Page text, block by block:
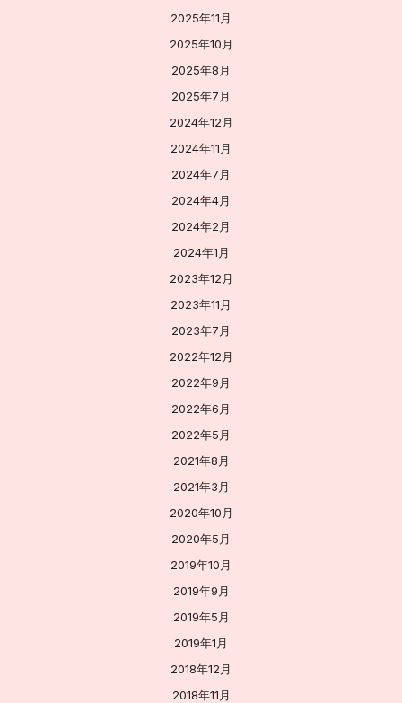
2025年11月
2025年10月
2025年8月
2025年7月
2024年12月
2024年11月
2024年7月
2024年4月
2024年2月
2024年1月
2023年12月
2023年11月
2023年7月
2022年12月
2022年9月
2022年6月
2022年5月
2021年8月
2021年3月
2020年10月
2020年5月
2019年10月
2019年9月
2019年5月
2019年1月
2018年12月
2018年11月